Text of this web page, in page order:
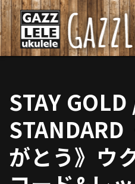
STAY
STANDARD
がとう》ウ